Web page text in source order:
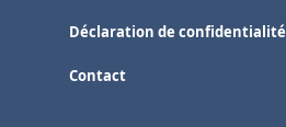
Déclaration de confidentialité
Contact